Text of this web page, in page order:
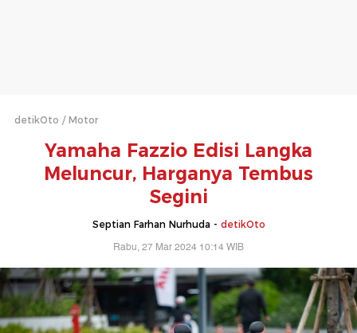
detikOto Motor
Yamaha Fazzio Edisi Langka
Meluncur, Harganya Tembus
Segini
Septian Farhan Nurhuda - detikOto
Rabu, 27 Mar 2024 10:14 WIB